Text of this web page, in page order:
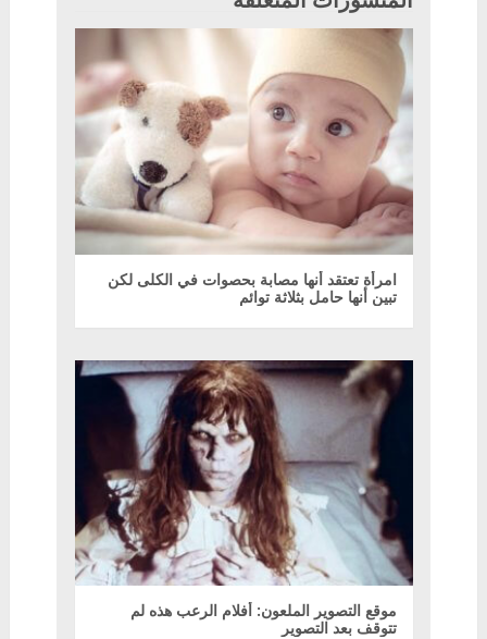
امرأة تعتقد أنها مصابة بحصوات في الكلى لكن
تبين أنها حامل بثلاثة توائم
موقع التصوير الملعون: أفلام الرعب هذه لم
تتوقف بعد التصوير